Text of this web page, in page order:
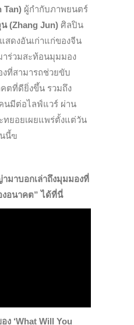
Tan) ผู้กำกับภาพยนตร์
น(Zhang Jun) ศิลปิน
สดงอันเก่าแก่ของจีน
ร่วมสะท้อนมุมมอง
งที่สามารถช่วยขับ
ตที่ดียิ่งขึ้น รวมถึง
นมีต่อไลฟ์แวร์ ผ่าน
ทยอยเผยแพร่ตั้งแต่วัน
นี้ฃ
มาบอกเล่าถึงมุมมองที่
งอนาคต” ได้ที่นี่
‘What Will You